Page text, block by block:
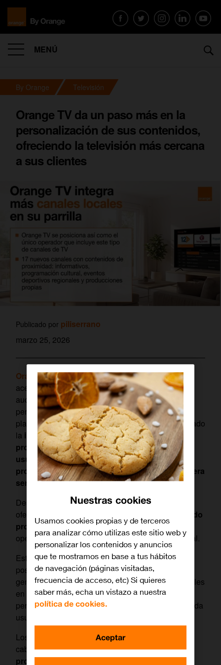
MENÚ
By Orange Televisión
Orange TV da un paso más en la
personalización de sus contenidos,
ofreciendo la televisión más cercana
a sus clientes
Publicado por piliserrano
marzo 25, 2026
Orange TVda un paso más en su estrategia por
acercar a sus clientes los mejores contenidos
audiovisuales, apostando por la variedad y la
personalización. En línea con este compromiso, la
plataforma deOrange(Grupo MasOrange) ha iniciado
la incorporación de nuevos canales locales y
provinciales a su parrilla, permitiendo a los
usuarios acceder a información, actualidad y
programación de su municipio o región de manera
sencilla y en tiempo real.
Desde este jueves, la plataforma incorporará en su
oferta
17 cabeceras locales, que se irán ampliando
progresivamentea todas las ofertas de TV del
operador para cliente residencial sin coste adicional.
Estos canales estarán disponibles en las primeras
posiciones del dial, justo después de los canales
generalistas nacionales y los autonómicos principales
en cada localidad, garantizando una experiencia
personalizada, interesante y de proximidad para cada
usuario.
Los contenidos que se ofrecen a través de estas
cabeceras incluyeninformativos locales,
programación cultural, eventos deportivos
Nuestras cookies
Usamos cookies propias y de terceros
para analizar cómo utilizas este sitio web y
personalizar los contenidos y anuncios
que te mostramos en base a tus hábitos
de navegación (páginas visitadas,
frecuencia de acceso, etc) Si quieres
saber más, echa un vistazo a nuestra
política de cookies.
Aceptar